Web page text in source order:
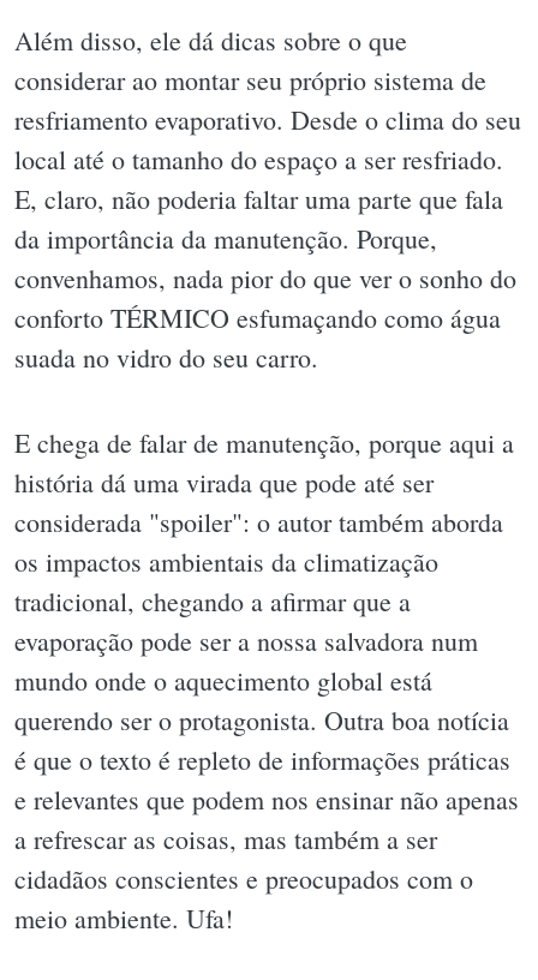
Além disso, ele dá dicas sobre o que
considerar ao montar seu próprio sistema de
resfriamento evaporativo. Desde o clima do seu
local até o tamanho do espaço a ser resfriado.
E, claro, não poderia faltar uma parte que fala
da importância da manutenção. Porque,
convenhamos, nada pior do que ver o sonho do
conforto TÉRMICO esfumaçando como água
suada no vidro do seu carro.
E chega de falar de manutenção, porque aqui a
história dá uma virada que pode até ser
considerada "spoiler": o autor também aborda
os impactos ambientais da climatização
tradicional, chegando a afirmar que a
evaporação pode ser a nossa salvadora num
mundo onde o aquecimento global está
querendo ser o protagonista. Outra boa notícia
é que o texto é repleto de informações práticas
e relevantes que podem nos ensinar não apenas
a refrescar as coisas, mas também a ser
cidadãos conscientes e preocupados com o
meio ambiente. Ufa!